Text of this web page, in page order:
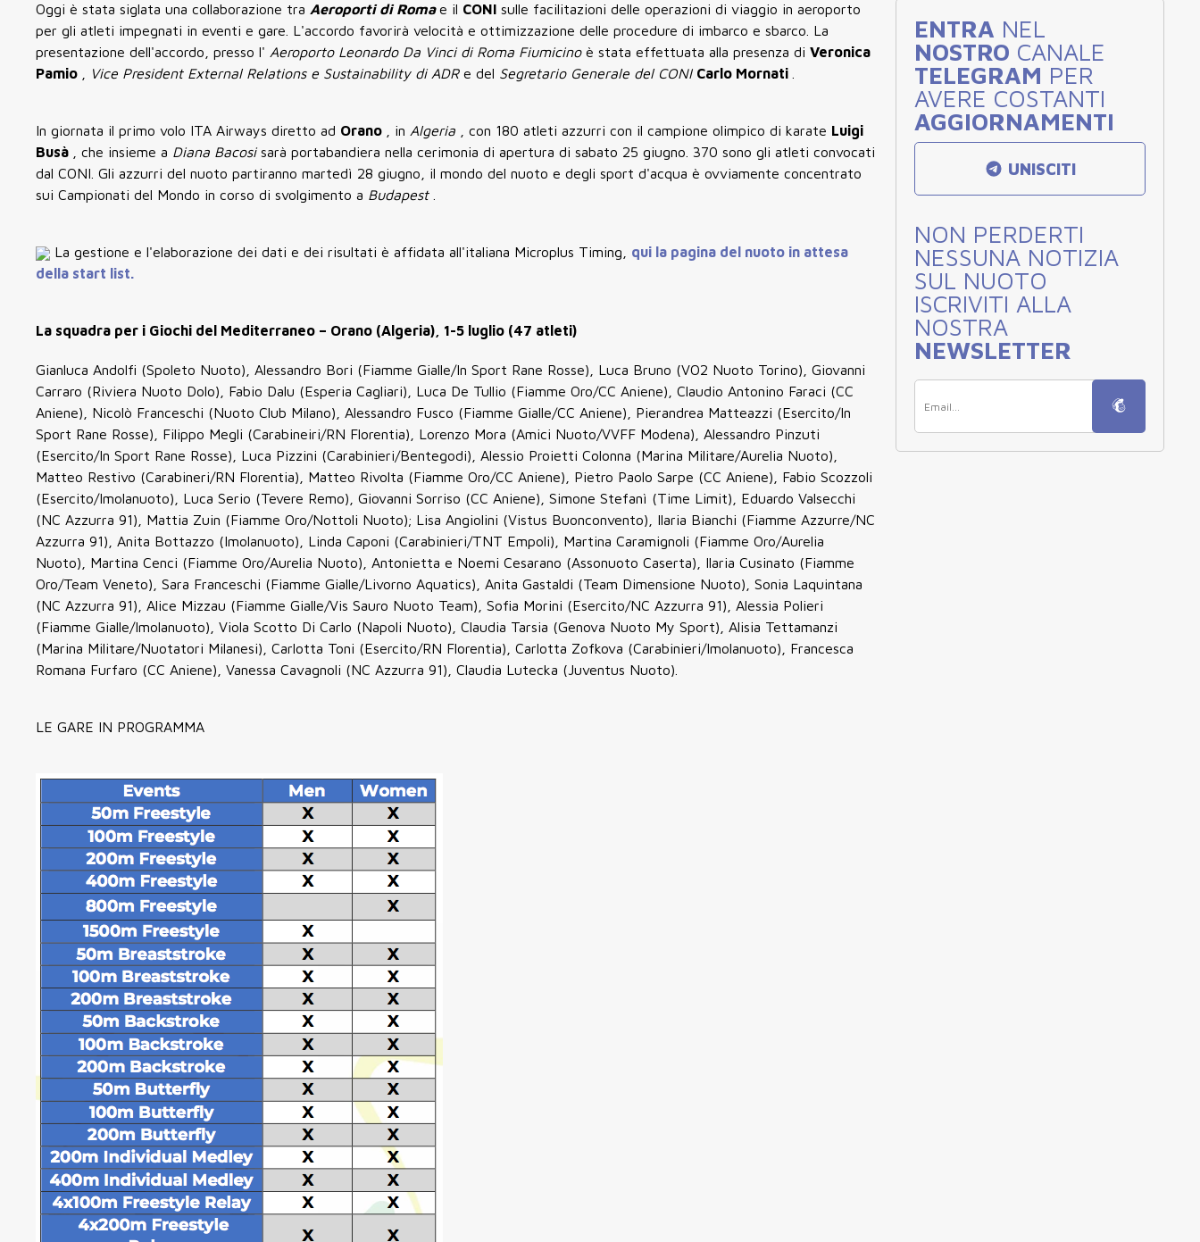
Oggi è stata siglata una collaborazione tra Aeroporti di Romae il CONI sulle facilitazioni delle operazioni di viaggio in aeroporto
per gli atleti impegnati in eventi e gare. L'accordo favorirà velocità e ottimizzazione delle procedure di imbarco e sbarco. La
presentazione dell'accordo, presso l' Aeroporto Leonardo Da Vinci di Roma Fiumicino è stata effettuata alla presenza di Veronica
Pamio
Vice President External Relations e Sustainability di ADR e del Segretario Generale del CONI Carlo Mornati
In giornata il primo volo ITA Airways diretto ad Orano , in Algeria , con 180 atleti azzurri con il campione olimpico di karate Luigi
Busà
, che insieme a Diana Bacosisarà portabandiera nella cerimonia di apertura di sabato 25 giugno. 370 sono gli atleti convocati
dal CONI. Gli azzurri del nuoto partiranno martedì 28 giugno, il mondo del nuoto e degli sport d'acqua è ovviamente concentrato
sui Campionati del Mondo in corso di svolgimento a Budapest
La gestione e l'elaborazione dei dati e dei risultati è affidata all'italiana Microplus Timing, qui la pagina del nuoto in attesa
della start list.
La squadra per i Giochi del Mediterraneo – Orano (Algeria), 1-5 luglio (47 atleti)
Gianluca Andolfi (Spoleto Nuoto), Alessandro Bori (Fiamme Gialle/In Sport Rane Rosse), Luca Bruno (VO2 Nuoto Torino), Giovanni
Carraro (Riviera Nuoto Dolo), Fabio Dalu (Esperia Cagliari), Luca De Tullio (Fiamme Oro/CC Aniene), Claudio Antonino Faraci (CC
Aniene), Nicolò Franceschi (Nuoto Club Milano), Alessandro Fusco (Fiamme Gialle/CC Aniene), Pierandrea Matteazzi (Esercito/In
Sport Rane Rosse), Filippo Megli (Carabineiri/RN Florentia), Lorenzo Mora (Amici Nuoto/VVFF Modena), Alessandro Pinzuti
(Esercito/In Sport Rane Rosse), Luca Pizzini (Carabinieri/Bentegodi), Alessio Proietti Colonna (Marina Militare/Aurelia Nuoto),
Matteo Restivo (Carabineri/RN Florentia), Matteo Rivolta (Fiamme Oro/CC Aniene), Pietro Paolo Sarpe (CC Aniene), Fabio Scozzoli
(Esercito/Imolanuoto), Luca Serio (Tevere Remo), Giovanni Sorriso (CC Aniene), Simone Stefanì (Time Limit), Eduardo Valsecchi
(NC Azzurra 91), Mattia Zuin (Fiamme Oro/Nottoli Nuoto); Lisa Angiolini (Vistus Buonconvento), Ilaria Bianchi (Fiamme Azzurre/NC
Azzurra 91), Anita Bottazzo (Imolanuoto), Linda Caponi (Carabinieri/TNT Empoli), Martina Caramignoli (Fiamme Oro/Aurelia
Nuoto), Martina Cenci (Fiamme Oro/Aurelia Nuoto), Antonietta e Noemi Cesarano (Assonuoto Caserta), Ilaria Cusinato (Fiamme
Oro/Team Veneto), Sara Franceschi (Fiamme Gialle/Livorno Aquatics), Anita Gastaldi (Team Dimensione Nuoto), Sonia Laquintana
(NC Azzurra 91), Alice Mizzau (Fiamme Gialle/Vis Sauro Nuoto Team), Sofia Morini (Esercito/NC Azzurra 91), Alessia Polieri
(Fiamme Gialle/Imolanuoto), Viola Scotto Di Carlo (Napoli Nuoto), Claudia Tarsia (Genova Nuoto My Sport), Alisia Tettamanzi
(Marina Militare/Nuotatori Milanesi), Carlotta Toni (Esercito/RN Florentia), Carlotta Zofkova (Carabinieri/Imolanuoto), Francesca
Romana Furfaro (CC Aniene), Vanessa Cavagnoli (NC Azzurra 91), Claudia Lutecka (Juventus Nuoto).
LE GARE IN PROGRAMMA
ENTRA NEL
NOSTRO CANALE
TELEGRAM PER
AVERE COSTANTI
AGGIORNAMENTI
UNISCITI
NON PERDERTI
NESSUNA NOTIZIA
SUL NUOTO
ISCRIVITI ALLA
NOSTRA
NEWSLETTER